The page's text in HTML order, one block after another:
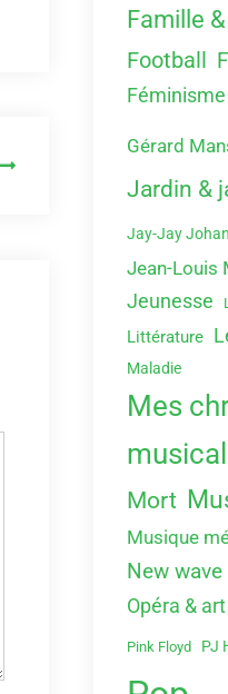
Famille
Football
Gérard
Jardin &
Jay-Jay
Jean-Louis
Jeunesse
Littérature
Maladie
Mes
Mort
Musique
New wave
Opéra &
Pink Floyd PJ